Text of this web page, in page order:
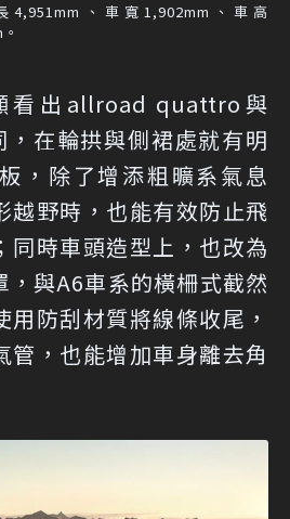
、車寬1,902mm、車高
看出allroad quattro與
在輪拱與側裙處就有明
，除了增添粗曠系氣息
越野時，也能有效防止飛
同時車頭造型上，也改為
，與A6車系的橫柵式截然
防刮材質將線條收尾，
管，也能增加車身離去角